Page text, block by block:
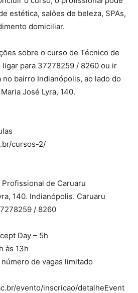
estética, salões de beleza, SPAs,
domiciliar.
sobre o curso de Técnico de
ligar para 37278259 / 8260 ou ir
bairro Indianópolis, ao lado do
José Lyra, 140.
cursos-2/
de Caruaru
140. Indianópolis. Caruaru
/ 8260
Day – 5h
às 13h
de vagas limitado
evento/inscricao/detalheEvent